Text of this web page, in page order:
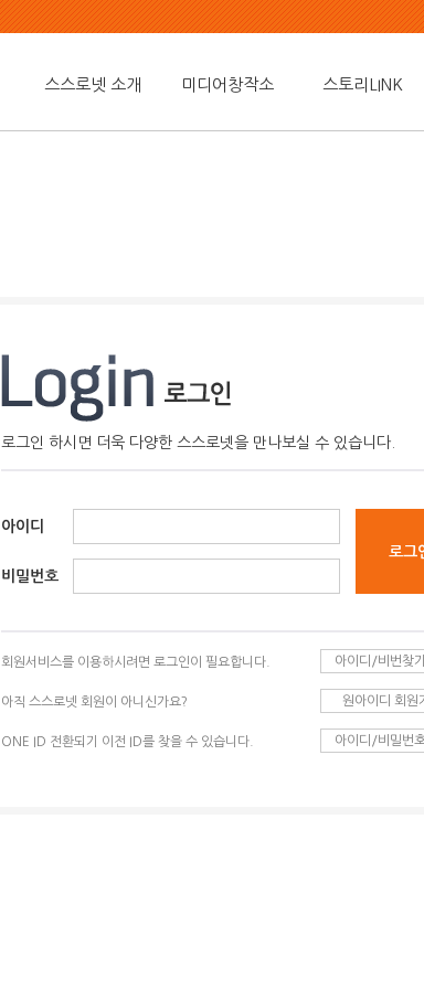
스스로넷 소개 미디어창작소 스토리LINK
로그인 하시면 더욱 다양한 스스로넷을 만나보실 수 있습니다.
아이디
비밀번호
회원서비스를 이용하시려면 로그인이 필요합니다. 아이디/비번찾기
아직 스스로넷 회원이 아니신가요? 원아이디 회원
ONE ID 전환되기 이전 ID를 찾을 수 있습니다. 아이디/비밀번호